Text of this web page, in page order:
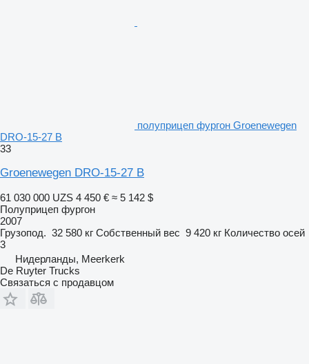
полуприцеп фургон Groenewegen
DRO-15-27 B
33
Groenewegen DRO-15-27 B
61 030 000 UZS 4 450 € ≈ 5 142 $
Полуприцеп фургон
2007
Грузопод. 32 580 кг Собственный вес 9 420 кг Количество осей
3
Нидерланды, Meerkerk
De Ruyter Trucks
Связаться с продавцом